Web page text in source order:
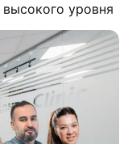
уровня